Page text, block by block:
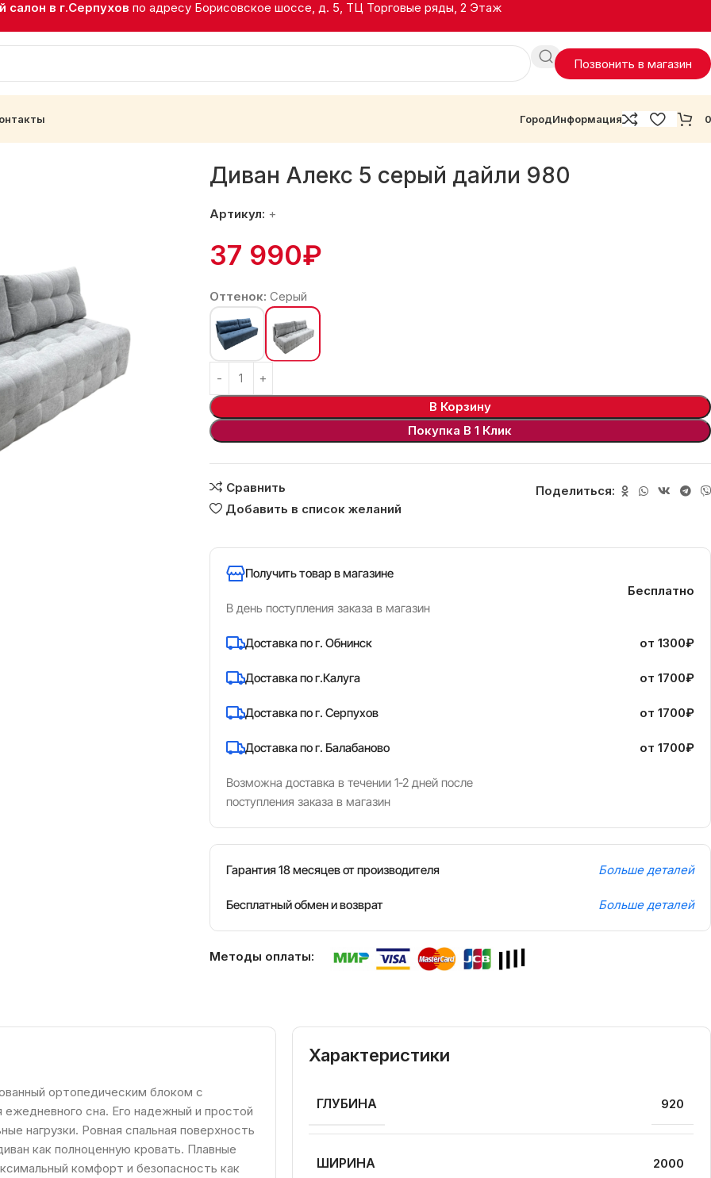
салон в г.Серпухов по адресу Борисовское шоссе, д. 5, ТЦ Торговые ряды, 2 Этаж
Позвонить в магазин
ГородИнформация 0
Диван Алекс 5 серый дайли 980
Артикул: +
37 990₽
Оттенок: Серый
В Корзину
Покупка В 1 Клик
Сравнить
Добавить в список желаний
Поделиться:
Получить товар в магазине
В день поступления заказа в магазин
Бесплатно
Доставка по г. Обнинск
Доставка по г.Калуга
Доставка по г. Серпухов
Доставка по г. Балабаново
Возможна доставка в течении 1-2 дней после
поступления заказа в магазин
от 1300₽
от 1700₽
от 1700₽
от 1700₽
Гарантия 18 месяцев от производителя Больше деталей
Бесплатный обмен и возврат Больше деталей
Методы оплаты:
ортопедическим блоком с
сна. Его надежный и простой
нагрузки. Ровная спальная поверхность
как полноценную кровать. Плавные
комфорт и безопасность как
Характеристики
ГЛУБИНА 920
ШИРИНА 2000